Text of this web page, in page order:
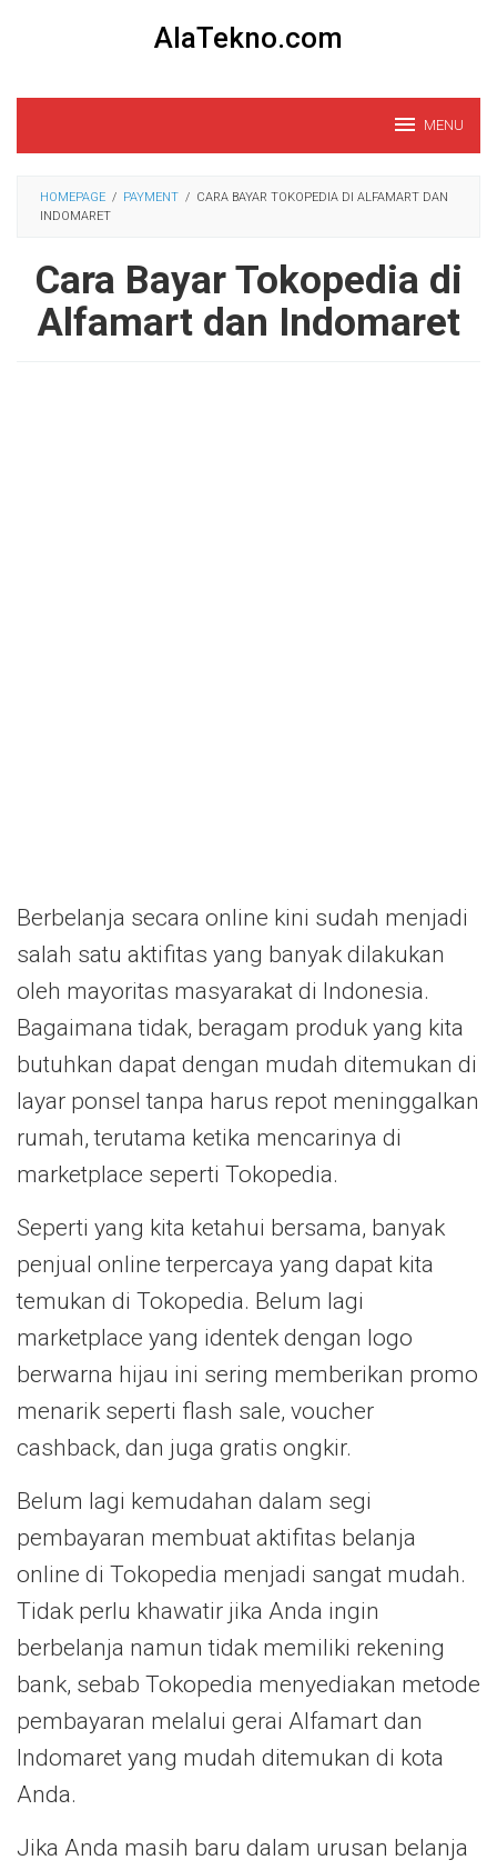
AlaTekno.com
MENU
HOMEPAGE / PAYMENT / CARA BAYAR TOKOPEDIA DI ALFAMART DAN
INDOMARET
Cara Bayar Tokopedia di
Alfamart dan Indomaret
Berbelanja secara online kini sudah menjadi
salah satu aktifitas yang banyak dilakukan
oleh mayoritas masyarakat di Indonesia.
Bagaimana tidak, beragam produk yang kita
butuhkan dapat dengan mudah ditemukan di
layar ponsel tanpa harus repot meninggalkan
rumah, terutama ketika mencarinya di
marketplace seperti Tokopedia.
Seperti yang kita ketahui bersama, banyak
penjual online terpercaya yang dapat kita
temukan di Tokopedia. Belum lagi
marketplace yang identek dengan logo
berwarna hijau ini sering memberikan promo
menarik seperti flash sale, voucher
cashback, dan juga gratis ongkir.
Belum lagi kemudahan dalam segi
pembayaran membuat aktifitas belanja
online di Tokopedia menjadi sangat mudah.
Tidak perlu khawatir jika Anda ingin
berbelanja namun tidak memiliki rekening
bank, sebab Tokopedia menyediakan metode
pembayaran melalui gerai Alfamart dan
Indomaret yang mudah ditemukan di kota
Anda.
Jika Anda masih baru dalam urusan belanja